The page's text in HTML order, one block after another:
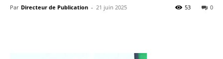
Par Directeur de Publication - 21 juin 2025 0
53